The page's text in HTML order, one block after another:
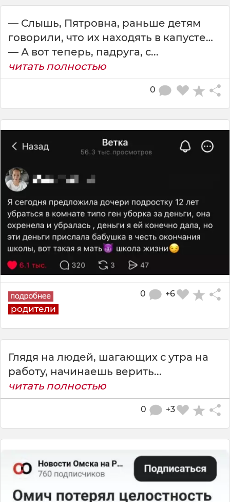
— Слышь, Пятровна, раньше детям
говорили, что их находять в капусте…
— А вот теперь, падруга, с...
читать полностью
0
родители
+6
0
Глядя на людей, шагающих с утра на
работу, начинаешь верить...
читать полностью
+3
0